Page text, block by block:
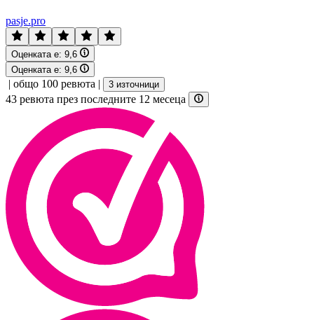
pasje.pro
Оценката е: 9,6
Оценката е: 9,6
| общо 100 ревюта | 3 източници
43 ревюта през последните 12 месеца